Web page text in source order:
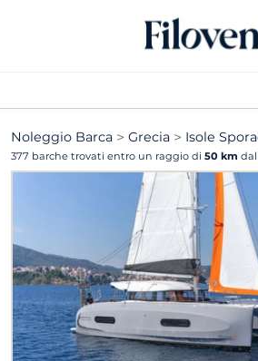
Noleggio Barca Grecia Isole
377 barche trovati entro un raggio di 50 km